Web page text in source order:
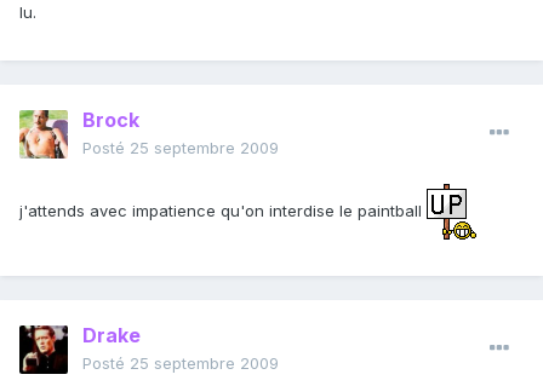
lu.
Brock
Posté 25 septembre 2009
j'attends avec impatience qu'on interdise le paintball
Drake
Posté 25 septembre 2009